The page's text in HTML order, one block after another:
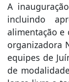
A
incluindo
alimentação e
organizadora
equipes de
de